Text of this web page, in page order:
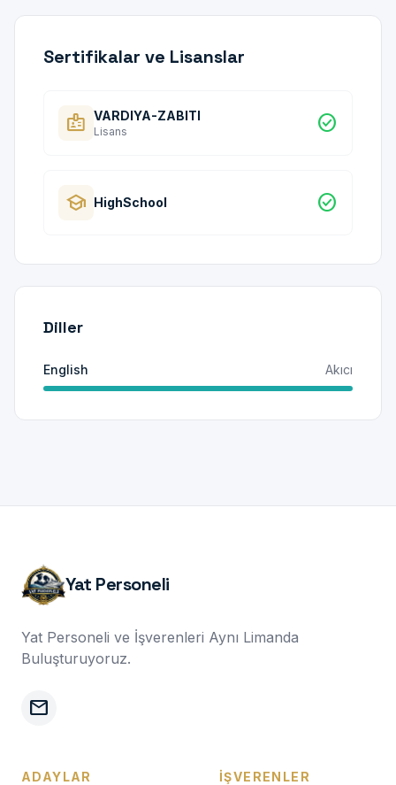
Sertifikalar ve Lisanslar
badge VARDIYA-ZABITI
Lisans check_circle
school HighSchool check_circle
Diller
English Akıcı
Yat Personeli
Yat Personeli ve İşverenleri Aynı Limanda
Buluşturuyoruz.
mail
ADAYLAR İŞVERENLER